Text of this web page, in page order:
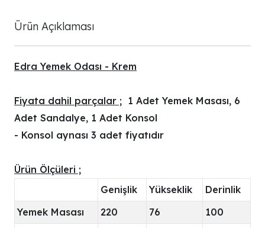
Ürün Açıklaması
Edra Yemek Odası - Krem
Fiyata dahil parçalar ; 1 Adet Yemek Masası, 6
Adet Sandalye, 1 Adet Konsol
- Konsol aynası 3 adet fiyatıdır
Ürün Ölçüleri ;
Genişlik
Yükseklik
Derinlik
Yemek Masası
220 76
100